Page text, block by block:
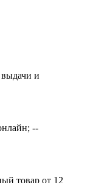
и
--
товар от 12